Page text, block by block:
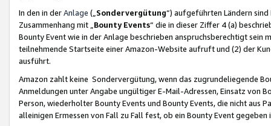
In den in derAnlage („ Sondervergütung“) aufgeführten Ländern
Zusammenhang mit „ Bounty Events“ die in dieser Ziffer 4 (a)
Bounty Event wie in der Anlage beschrieben anspruchsberechtigt sein
teilnehmende Startseite einer Amazon-Website aufruft und (2) der
ausführt.
Amazon zahlt keine Sondervergütung, wenn das zugrundeliegende
Anmeldungen unter Angabe ungültiger E-Mail-Adressen, Einsatz von
Person, wiederholter Bounty Events und Bounty Events, die nicht
alleinigen Ermessen von Fall zu Fall fest, ob ein Bounty Event